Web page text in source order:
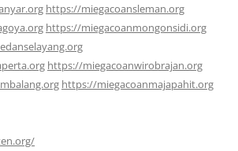
https://miegacoansleman.org
https://miegacoanmongonsidi.org
https://miegacoanwirobrajan.org
https://miegacoanmajapahit.org